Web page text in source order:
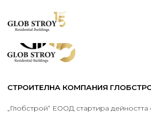
СТРОИТЕЛНА КОМПАНИЯ
„Глобстрой“ ЕООД стартира